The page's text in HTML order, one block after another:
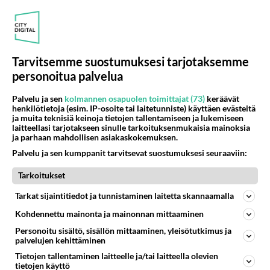
perheeseen tulee uusi kissa on aikuisten aluksi
valvottava lasten ja kissojen yhteisiä leikkejä jottei
kummallekaan sattui tapaturmia ja yhteiselo lähtisi
hyvä muistaa ettei kissa ole lelu vaan elävä olento.
Meidän pyhä birma kissoihin voi tutustua
osoitteessa www.geocities.com/cleodan
Äänestä Kommentoi
Kommentoi aloitusta...
Ketjusta on poistettu0sääntöjenvastaista viestiä.
Takaisin ylös
LUETUIMMAT KESKUSTELUT
Tarvitsemme suostumuksesi tarjotaksemme
personoitua palvelua
Palvelu ja sen kolmannen osapuolen toimittajat (73) keräävät
henkilötietoja (esim. IP-osoite tai laitetunniste) käyttäen evästeitä
ja muita teknisiä keinoja tietojen tallentamiseen ja lukemiseen
laitteellasi tarjotakseen sinulle tarkoituksenmukaisia mainoksia
ja parhaan mahdollisen asiakaskokemuksen.
Palvelu ja sen kumppanit tarvitsevat suostumuksesi seuraaviin:
Tarkoitukset
Tarkat sijaintitiedot ja tunnistaminen laitetta skannaamalla
Kohdennettu mainonta ja mainonnan mittaaminen
Personoitu sisältö, sisällön mittaaminen, yleisötutkimus ja
palvelujen kehittäminen
Tietojen tallentaminen laitteelle ja/tai laitteella olevien
tietojen käyttö